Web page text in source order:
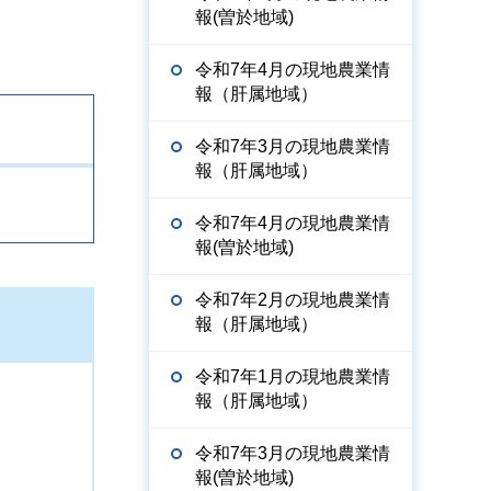
報(曽於地域)
令和7年4月の現地農業情
報（肝属地域）
令和7年3月の現地農業情
報（肝属地域）
令和7年4月の現地農業情
報(曽於地域)
令和7年2月の現地農業情
報（肝属地域）
令和7年1月の現地農業情
報（肝属地域）
令和7年3月の現地農業情
報(曽於地域)